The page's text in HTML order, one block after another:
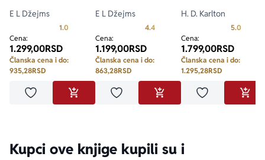
E L Džejms
1.0 Prosecna ocena je 1.0 od 5
Cena:
1.299,00RSD
Članska cena i do:
935,28RSD
Dodaj u omiljeneDODAJ U KORPU
E L Džejms
4.4Prosecna ocena je 4.4 od 5
Cena:
1.199,00RSD
Članska cena i do:
863,28RSD
Dodaj u omiljeneDODAJ U KORPU
H. D. Karlton
5.0
Cena:
1.799,00RSD
Članska cena i do:
1.295,28RSD
Dodaj u
Kupci ove knjige kupili su i